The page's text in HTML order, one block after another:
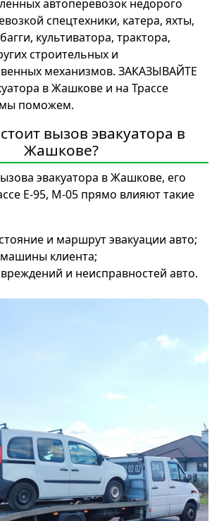
автоперевозок недорого
спецтехники, катера, яхты,
культиватора, трактора,
строительных и
механизмов. ЗАКАЗЫВАЙТЕ
в Жашкове и на Трассе
мы поможем.
вызов эвакуатора в
Жашкове?
эвакуатора в Жашкове, его
Е-95, М-05 прямо влияют такие
и маршрут эвакуации авто;
машины клиента;
и неисправностей авто.